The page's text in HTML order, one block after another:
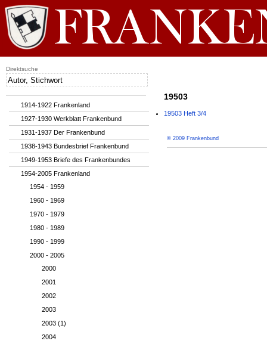
19503
19503 Heft 3/4
© 2009 Frankenbund
1914-1922 Frankenland
1927-1930 Werkblatt Frankenbund
1931-1937 Der Frankenbund
1938-1943 Bundesbrief Frankenbund
1949-1953 Briefe des Frankenbundes
1954-2005 Frankenland
1954 - 1959
1960 - 1969
1970 - 1979
1980 - 1989
1990 - 1999
2000 - 2005
2000
2001
2002
2003
2003 (1)
2004
Direktsuche